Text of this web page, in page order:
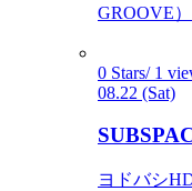
GROOVE
0 Stars/ 1
08.22 (Sat)
ヨドバシ